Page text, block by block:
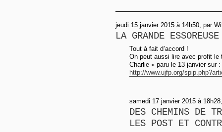
jeudi 15 janvier 2015 à 14h50, par
LA GRANDE ESSOREUSE
Tout à fait d’accord !
On peut aussi lire avec profit
Charlie » paru le 13 janvier sur :
http://www.ujfp.org/
samedi 17 janvier 2015 à
DES CHEMINS DE
LES POST ET